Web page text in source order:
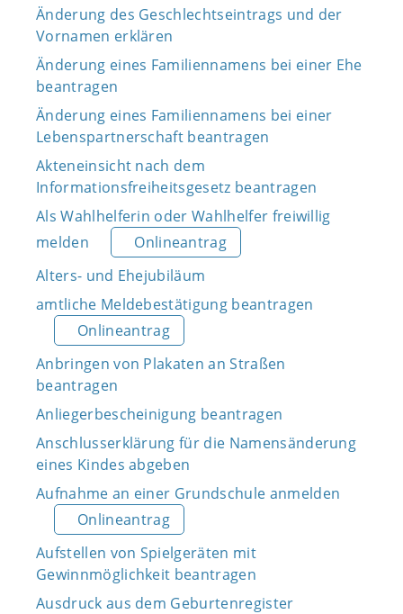
Änderung des Geschlechtseintrags und der
Vornamen erklären
Änderung eines Familiennamens bei einer Ehe
beantragen
Änderung eines Familiennamens bei einer
Lebenspartnerschaft beantragen
Akteneinsicht nach dem
Informationsfreiheitsgesetz beantragen
Als Wahlhelferin oder Wahlhelfer freiwillig
melden
Onlineantrag
Alters- und Ehejubiläum
amtliche Meldebestätigung beantragen
Onlineantrag
Anbringen von Plakaten an Straßen
beantragen
Anliegerbescheinigung beantragen
Anschlusserklärung für die Namensänderung
eines Kindes abgeben
Aufnahme an einer Grundschule anmelden
Onlineantrag
Aufstellen von Spielgeräten mit
Gewinnmöglichkeit beantragen
Ausdruck aus dem Geburtenregister